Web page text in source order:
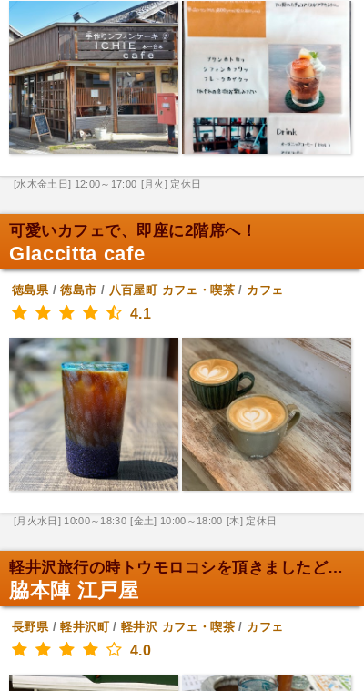
[水木金土日] 12:00～17:00 [月火] 定休日
可愛いカフェで、即座に2階席へ！
Glaccitta cafe
徳島県/徳島市 / 八百屋町 カフェ・喫茶/ カフェ
4.1
[月火水日] 10:00～18:30 [金土] 10:00～18:00 [木] 定休日
軽井沢旅行の時トウモロコシを頂きましたどえりゃーお...
脇本陣 江戸屋
長野県/軽井沢町/軽井沢 カフェ・喫茶/ カフェ
4.0